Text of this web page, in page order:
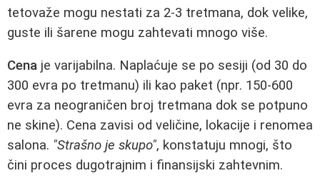
tetovaže mogu nestati za 2-3 tretmana, dok velike,
guste ili šarene mogu zahtevati mnogo više.
Cena je varijabilna. Naplaćuje se po sesiji (od 30 do
300 evra po tretmanu) ili kao paket (npr. 150-600
evra za neograničen broj tretmana dok se potpuno
ne skine). Cena zavisi od veličine, lokacije i renomea
salona. "Strašno je skupo", konstatuju mnogi, što
čini proces dugotrajnim i finansijski zahtevnim.